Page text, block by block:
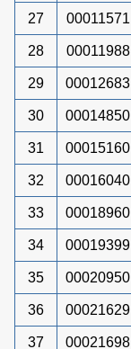
27 00011571
28 00011988
29 00012683
30 00014850
31 00015160
32 00016040
33 00018960
34 00019399
35 00020950
36 00021629
37 00021698